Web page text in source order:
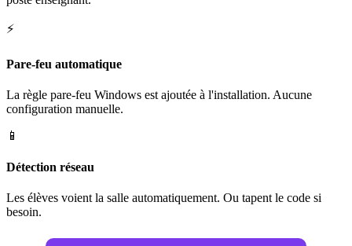
⚡
Pare-feu automatique
La règle pare-feu Windows est ajoutée à l'installation. Aucune
configuration manuelle.
📱
Détection réseau
Les élèves voient la salle automatiquement. Ou tapent le code si
besoin.